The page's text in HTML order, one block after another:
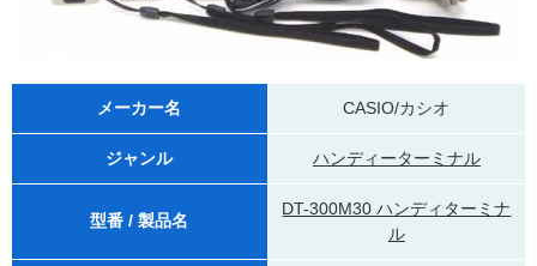
メーカー名 CASIO/カシオ
ジャンル ハンディーターミナル
型番 / 製品名
DT-300M30 ハンディターミナ
ル